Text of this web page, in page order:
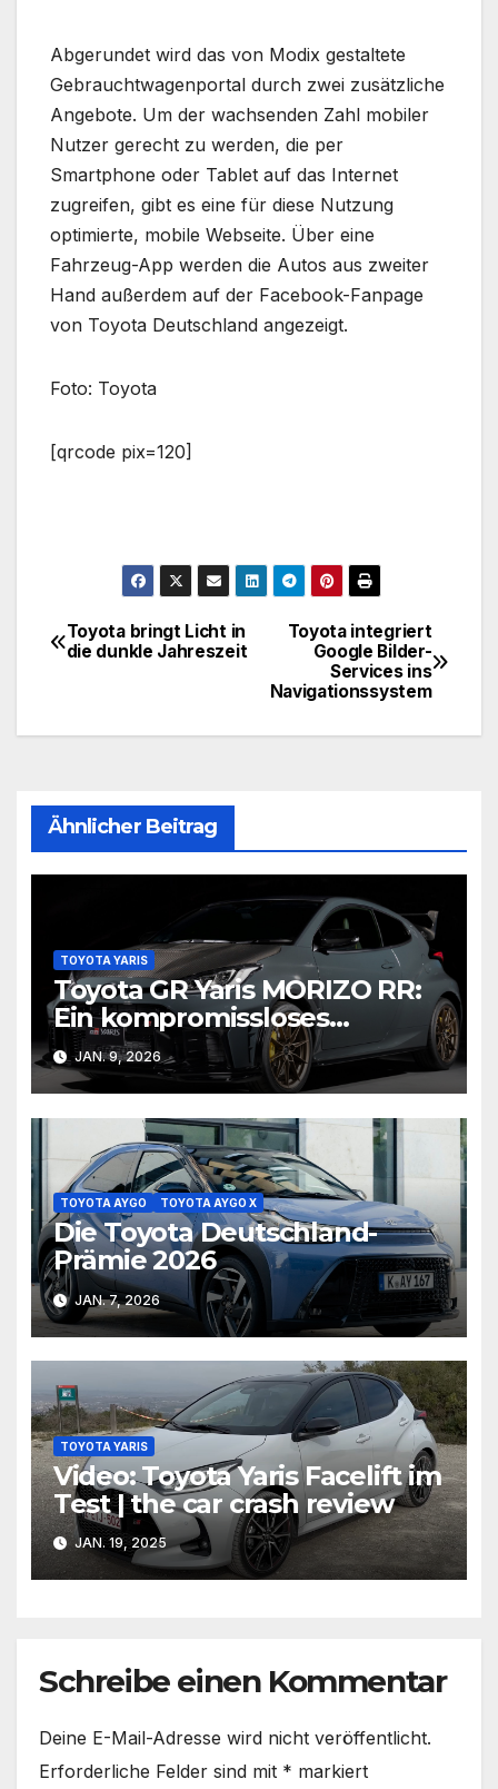
Abgerundet wird das von Modix gestaltete
Gebrauchtwagenportal durch zwei zusätzliche
Angebote. Um der wachsenden Zahl mobiler
Nutzer gerecht zu werden, die per
Smartphone oder Tablet auf das Internet
zugreifen, gibt es eine für diese Nutzung
optimierte, mobile Webseite. Über eine
Fahrzeug-App werden die Autos aus zweiter
Hand außerdem auf der Facebook-Fanpage
von Toyota Deutschland angezeigt.
Foto: Toyota
[qrcode pix=120]
Beitragsnavigation
Toyota integriert
Google Bilder-
Services ins
Navigationssystem
Toyota bringt Licht in
die dunkle Jahreszeit
Ähnlicher Beitrag
TOYOTA YARIS
Toyota GR Yaris MORIZO RR:
Ein kompromissloses
Sondermodell aus der
Grünen Hölle
JAN. 9, 2026
TOYOTA AYGO TOYOTA AYGO X
Die Toyota Deutschland-
Prämie 2026
JAN. 7, 2026
TOYOTA YARIS
Video: Toyota Yaris Facelift im
Test | the car crash review
JAN. 19, 2025
Schreibe einen Kommentar
Deine E-Mail-Adresse wird nicht veröffentlicht.
Erforderliche Felder sind mit * markiert